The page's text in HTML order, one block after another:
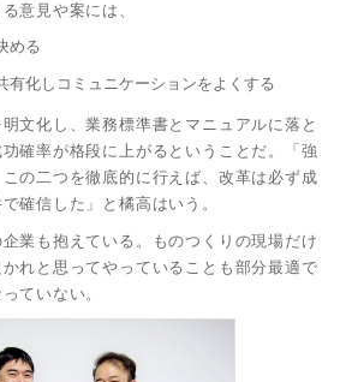
意見や案には、
める
有化しコミュニケーションをよくする
文化し、業務標準書とマニュアルに落と
確率が格段に上がるということだ。「強
の二つを徹底的に行えば、改革は必ず成
確信した」と橘高はいう。
業も抱えている。ものつくりの現場だけ
れと思ってやっていることも部分最適で
ていない。